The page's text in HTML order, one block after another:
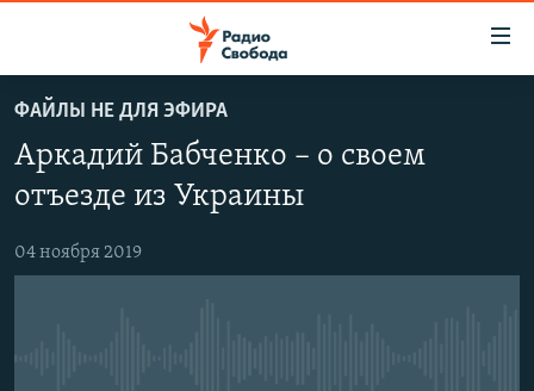
упрощенного
доступа
Вернуться
содержанию
ПРОГРАММЫ
ПОДКАСТЫ
АВТОРСКИЕ ПРОЕКТЫ
ЦИТАТЫ СВОБОДЫ
ФАЙЛЫ НЕ ДЛЯ ЭФИРА
Аркадий Бабченко – о своем
отъезде из Украины
04 ноября 2019